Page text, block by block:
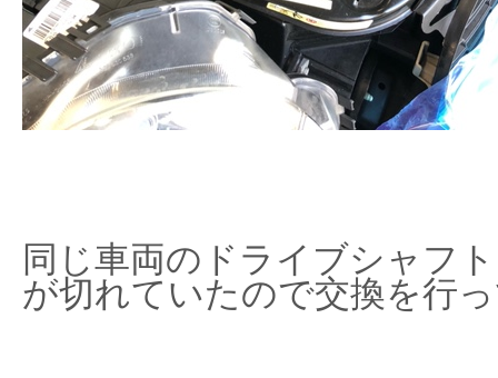
同じ車両のドライブシャフ
が切れていたので交換を行